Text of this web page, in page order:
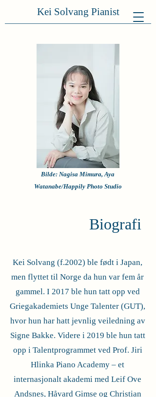
Kei Solvang Pianist
Bilde: Nagisa Mimura, Aya
Watanabe/Happily Photo Studio
Biografi
Kei Solvang (f.2002) ble født i Japan,
men flyttet til Norge da hun var fem år
gammel. I 2017 ble hun tatt opp ved
Griegakademiets Unge Talenter (GUT),
hvor hun har hatt jevnlig veiledning av
Signe Bakke. Videre i 2019 ble hun tatt
opp i Talentprogrammet ved Prof. Jiri
Hlinka Piano Academy – et
internasjonalt akademi med Leif Ove
Andsnes, Håvard Gimse og Christian